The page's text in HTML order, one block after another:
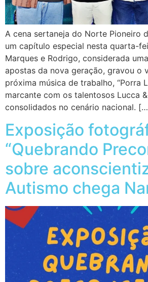
A cena sertaneja do Norte Pioneiro
um capítulo especial nesta quarta-
Marques e Rodrigo, considerada
apostas da nova geração, gravou o
próxima música de trabalho, “Porra
marcante com os talentosos Lucca
consolidados no cenário nacional.
Exposição
“Quebrando
sobre
Autismo chega